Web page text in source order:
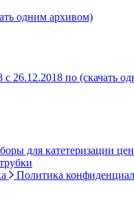
одним архивом)
26.12.2018 по (скачать
для катетеризации
Политика